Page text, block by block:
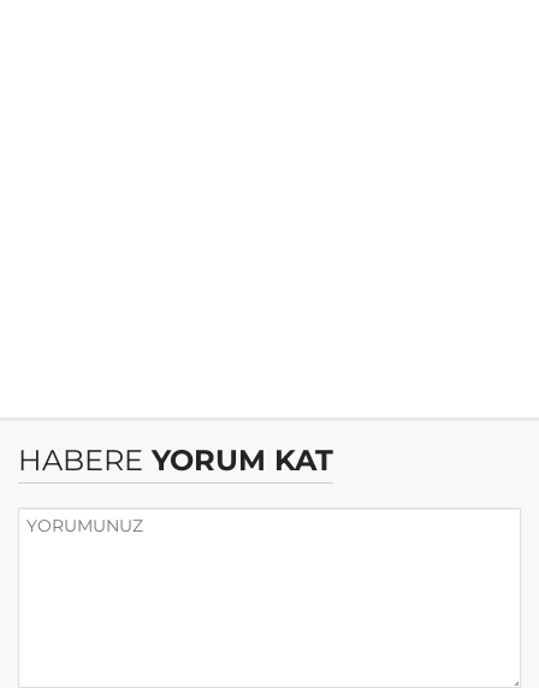
HABERE YORUM KAT